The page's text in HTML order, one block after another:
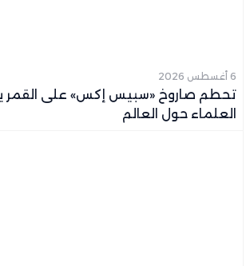
6 أغسطس 2026
تحطم صاروخ «سبيس إكس» على القمر
العلماء حول العالم